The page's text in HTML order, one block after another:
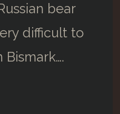
bear
difficult to
Bismark….